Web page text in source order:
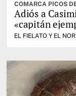
COMARCA PICOS
Adiós a
«capitán
EL FIELATO Y EL